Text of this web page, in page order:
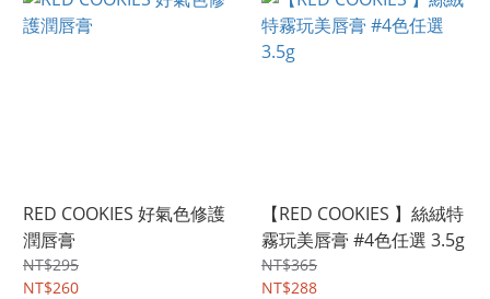
RED COOKIES 好氣色修護
潤唇膏
NT$295
NT$260
【RED COOKIES 】絲絨特
霧玩美唇膏 #4色任選 3.5g
NT$365
NT$288